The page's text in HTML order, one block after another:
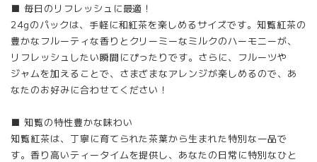
■ 毎日のリフレッシュに最適！
24gのパックは、手軽に和紅茶を楽しめるサイズです。知覧紅茶の
豊かなフルーティな香りとクリーミーなミルクのハーモニーが、
リフレッシュしたい瞬間にぴったりです。さらに、フルーツや
ジャムを加えることで、さまざまなアレンジが楽しめるので、あ
なたのお好みに合わせてください！
■ 知覧の特性豊かな味わい
知覧紅茶は、丁寧に育てられた茶葉から生まれた特別な一品で
す。香り高いティータイムを提供し、あなたの日常に特別なひと